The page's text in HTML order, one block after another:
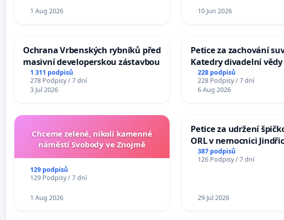
1 Aug 2026 10 Jun 2026
Ochrana Vrbenských rybníků před
masivní developerskou zástavbou
1 311 podpisů
278 Podpisy / 7 dní
3 Jul 2026
Petice za zachování
Katedry divadelní vědy
228 podpisů
228 Podpisy / 7 dní
6 Aug 2026
Chceme zelené, nikoli kamenné
náměstí Svobody ve Znojmě
129 podpisů
129 Podpisy / 7 dní
1 Aug 2026
Petice za udržení
ORL v nemocnici
Hradec
387 podpisů
126 Podpisy / 7 dní
29 Jul 2026